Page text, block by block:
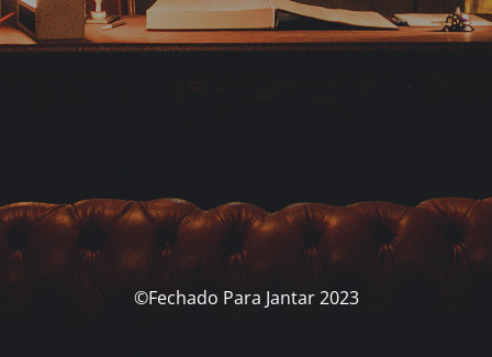
©Fechado Para Jantar 2023